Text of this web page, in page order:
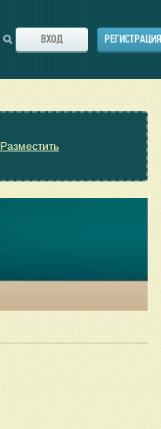
ВХОД РЕГИСТРАЦИЯ
Разместить